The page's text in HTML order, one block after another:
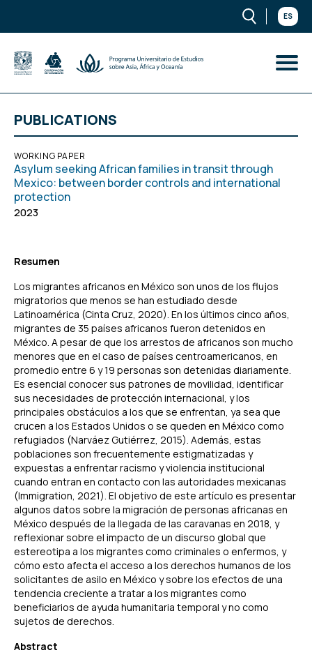
ES
PUBLICATIONS
WORKING PAPER
Asylum seeking African families in transit through
Mexico: between border controls and international
protection
2023
Resumen
Los migrantes africanos en México son unos de los flujos
migratorios que menos se han estudiado desde
Latinoamérica (Cinta Cruz, 2020). En los últimos cinco años,
migrantes de 35 países africanos fueron detenidos en
México. A pesar de que los arrestos de africanos son mucho
menores que en el caso de países centroamericanos, en
promedio entre 6 y 19 personas son detenidas diariamente.
Es esencial conocer sus patrones de movilidad, identificar
sus necesidades de protección internacional, y los
principales obstáculos a los que se enfrentan, ya sea que
crucen a los Estados Unidos o se queden en México como
refugiados (Narváez Gutiérrez, 2015). Además, estas
poblaciones son frecuentemente estigmatizadas y
expuestas a enfrentar racismo y violencia institucional
cuando entran en contacto con las autoridades mexicanas
(Immigration, 2021). El objetivo de este artículo es presentar
algunos datos sobre la migración de personas africanas en
México después de la llegada de las caravanas en 2018, y
reflexionar sobre el impacto de un discurso global que
estereotipa a los migrantes como criminales o enfermos, y
cómo esto afecta el acceso a los derechos humanos de los
solicitantes de asilo en México y sobre los efectos de una
tendencia creciente a tratar a los migrantes como
beneficiarios de ayuda humanitaria temporal y no como
sujetos de derechos.
Abstract